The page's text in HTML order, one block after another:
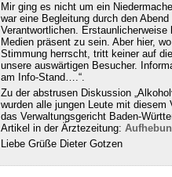
Mir ging es nicht um ein
war eine Begleitung durch den
Verantwortlichen.
Medien präsent zu sein. Aber hier,
Stimmung herrscht, tritt keiner auf
unsere auswärtigen Besucher.
am Info-Stand….“.
Zu der abstrusen Diskussion
wurden alle jungen Leute mit
das Verwaltungsgericht Baden-
Artikel in der Ärztezeitung:
Liebe Grüße Dieter Gotzen